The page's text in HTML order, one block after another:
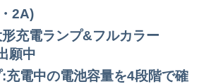
2A)
充電ランプ&フルカラー
願中
充電中の電池容量を4段階で確